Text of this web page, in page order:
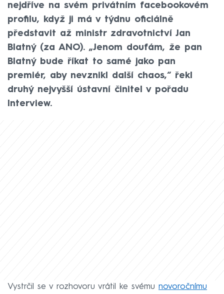
nejdříve na svém privátním facebookovém
profilu, když ji má v týdnu oficiálně
představit až ministr zdravotnictví Jan
Blatný (za ANO). „Jenom doufám, že pan
Blatný bude říkat to samé jako pan
premiér, aby nevznikl další chaos,“ řekl
druhý nejvyšší ústavní činitel v pořadu
Interview.
Vystrčil se v rozhovoru vrátil ke svému novoročnímu